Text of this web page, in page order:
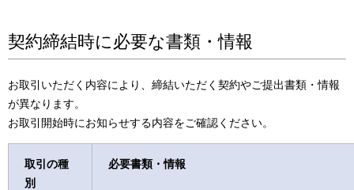
契約締結時に必要な書類・情報
お取引いただく内容により、締結いただく契約やご提出書類・情報
が異なります。
お取引開始時にお知らせする内容をご確認ください。
取引の種
別
必要書類・情報